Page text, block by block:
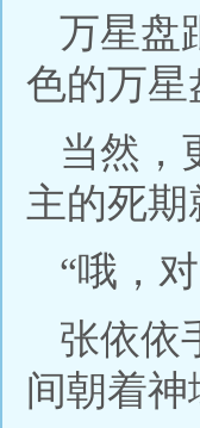
万星盘
色的万星
当然，
主的死期
“哦，
张依依
间朝着神